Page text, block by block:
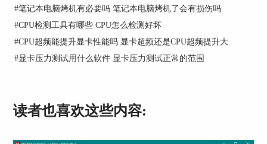
三、查看账户安全性
点击服务器下拉列表中的“账户安全性”。如图3红
框中所示，需要注意电脑的强制注销时间是否已禁
用，查看最短/最长密码寿命与密码锁定时间。例
#笔记本电脑烤机有必要吗 笔记本电脑烤机了会有损伤吗
#CPU检测工具有哪些 CPU怎么检测好坏
#CPU超频能提升显卡性能吗 显卡超频还是CPU超频提升大
#显卡压力测试用什么软件 显卡压力测试正常的范围
读者也喜欢这些内容: